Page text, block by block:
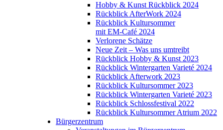
Hobby & Kunst Rückblick 2024
Rückblick AfterWork 2024
Rückblick Kultursommer
mit EM-Café 2024
Verlorene Schätze
Neue Zeit – Was uns umtreibt
Rückblick Hobby & Kunst 2023
Rückblick Wintergarten Varieté 2024
Rückblick Afterwork 2023
Rückblick Kultursommer 2023
Rückblick Wintergarten Varieté 2023
Rückblick Schlossfestival 2022
Rückblick Kultursommer Atrium 2022
Bürgerzentrum